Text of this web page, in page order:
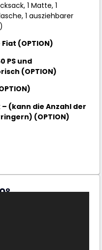
1 Matte, 1
1 ausziehbarer
(OPTION)
PS und
(OPTION)
(kann die Anzahl der
(OPTION)